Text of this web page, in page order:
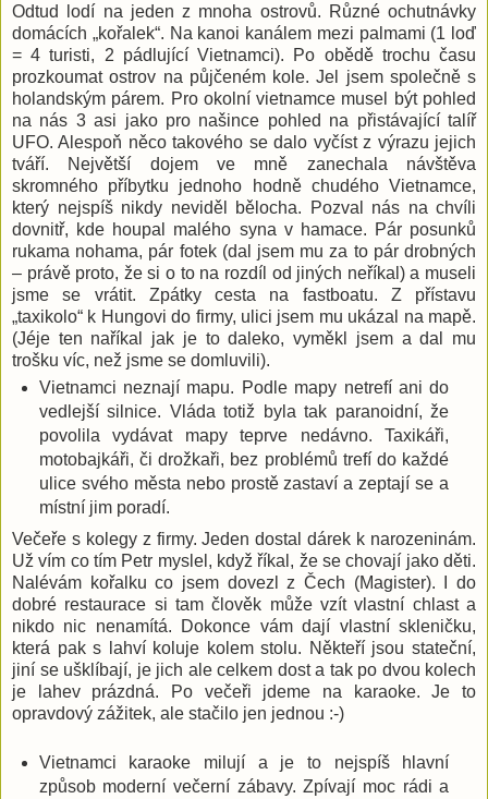
Odtud lodí na jeden z mnoha ostrovů. Různé ochutnávky
domácích „kořalek“. Na kanoi kanálem mezi palmami (1 loď
= 4 turisti, 2 pádlující Vietnamci). Po obědě trochu času
prozkoumat ostrov na půjčeném kole. Jel jsem společně s
holandským párem. Pro okolní vietnamce musel být pohled
na nás 3 asi jako pro našince pohled na přistávající talíř
UFO. Alespoň něco takového se dalo vyčíst z výrazu jejich
tváří. Největší dojem ve mně zanechala návštěva
skromného příbytku jednoho hodně chudého Vietnamce,
který nejspíš nikdy neviděl bělocha. Pozval nás na chvíli
dovnitř, kde houpal malého syna v hamace. Pár posunků
rukama nohama, pár fotek (dal jsem mu za to pár drobných
– právě proto, že si o to na rozdíl od jiných neříkal) a museli
jsme se vrátit. Zpátky cesta na fastboatu. Z přístavu
„taxikolo“ k Hungovi do firmy, ulici jsem mu ukázal na mapě.
(Jéje ten naříkal jak je to daleko, vyměkl jsem a dal mu
trošku víc, než jsme se domluvili).
Vietnamci neznají mapu. Podle mapy netrefí ani do
vedlejší silnice. Vláda totiž byla tak paranoidní, že
povolila vydávat mapy teprve nedávno. Taxikáři,
motobajkáři, či drožkaři, bez problémů trefí do každé
ulice svého města nebo prostě zastaví a zeptají se a
místní jim poradí.
Večeře s kolegy z firmy. Jeden dostal dárek k narozeninám.
Už vím co tím Petr myslel, když říkal, že se chovají jako děti.
Nalévám kořalku co jsem dovezl z Čech (Magister). I do
dobré restaurace si tam člověk může vzít vlastní chlast a
nikdo nic nenamítá. Dokonce vám dají vlastní skleničku,
která pak s lahví koluje kolem stolu. Někteří jsou stateční,
jiní se ušklíbají, je jich ale celkem dost a tak po dvou kolech
je lahev prázdná. Po večeři jdeme na karaoke. Je to
opravdový zážitek, ale stačilo jen jednou :-)
Vietnamci karaoke milují a je to nejspíš hlavní
způsob moderní večerní zábavy. Zpívají moc rádi a